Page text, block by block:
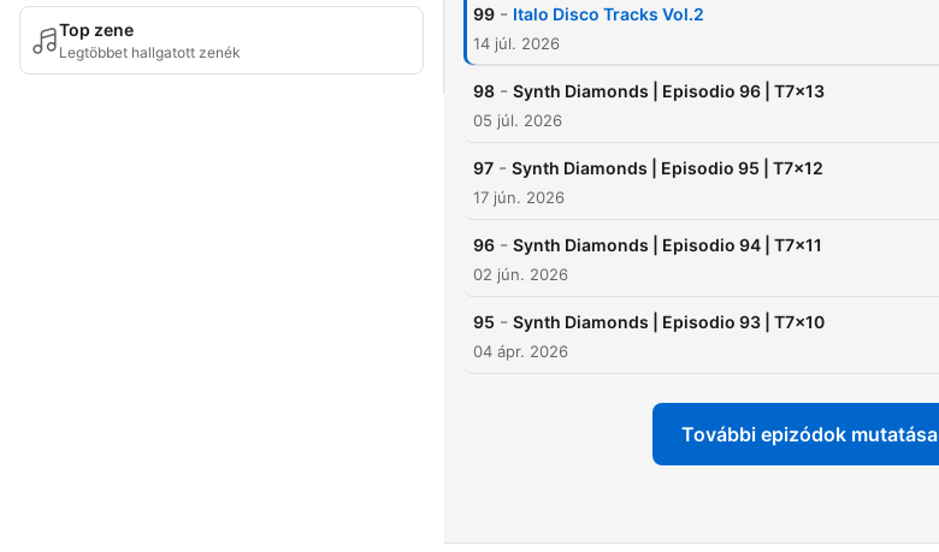
Top zene
Legtöbbet hallgatott zenék
99 - Italo Disco Tracks Vol.2
14 júl. 2026
98 - Synth Diamonds | Episodio 96 | T7x13
05 júl. 2026
97 - Synth Diamonds | Episodio 95 | T7x12
17 jún. 2026
96 - Synth Diamonds | Episodio 94 | T7x11
02 jún. 2026
95 - Synth Diamonds | Episodio 93 | T7x10
04 ápr. 2026
További epizódok mutatása